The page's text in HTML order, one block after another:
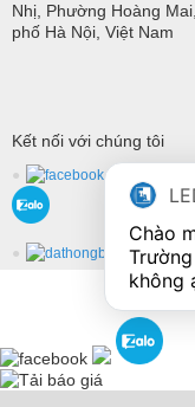
Nhị, Phường Hoàng
phố Hà Nội, Việt Nam
Kết nối với chúng tôi
Chào
không